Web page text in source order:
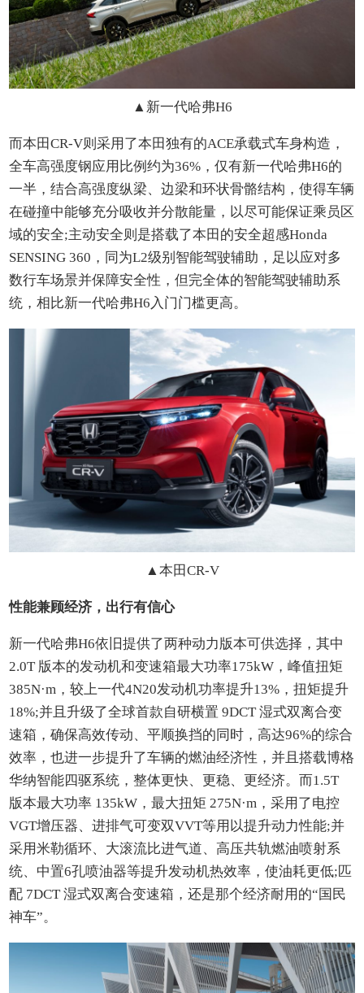
▲ 新一代哈弗H6
而本田CR-V则采用了本田独有的ACE承载式车身构造，
全车高强度钢应用比例约为36%，仅有新一代哈弗H6的
一半，结合高强度纵梁、边梁和环状骨骼结构，使得车辆
在碰撞中能够充分吸收并分散能量，以尽可能保证乘员区
域的安全;主动安全则是搭载了本田的安全超感Honda
SENSING 360，同为L2级别智能驾驶辅助，足以应对多
数行车场景并保障安全性，但完全体的智能驾驶辅助系
统，相比新一代哈弗H6入门门槛更高。
▲ 本田CR-V
性能兼顾经济，出行有信心
新一代哈弗H6依旧提供了两种动力版本可供选择，其中
2.0T 版本的发动机和变速箱最大功率175kW，峰值扭矩
385N·m，较上一代4N20发动机功率提升13%，扭矩提升
18%;并且升级了全球首款自研横置 9DCT 湿式双离合变
速箱，确保高效传动、平顺换挡的同时，高达96%的综合
效率，也进一步提升了车辆的燃油经济性，并且搭载博格
华纳智能四驱系统，整体更快、更稳、更经济。而1.5T
版本最大功率 135kW，最大扭矩 275N·m，采用了电控
VGT增压器、进排气可变双VVT等用以提升动力性能;并
采用米勒循环、大滚流比进气道、高压共轨燃油喷射系
统、中置6孔喷油器等提升发动机热效率，使油耗更低;匹
配 7DCT 湿式双离合变速箱，还是那个经济耐用的“国民
神车”。